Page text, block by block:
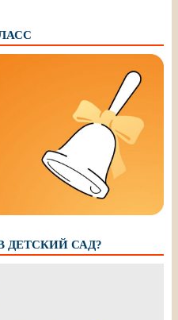
ДЕТСКИЙ САД?